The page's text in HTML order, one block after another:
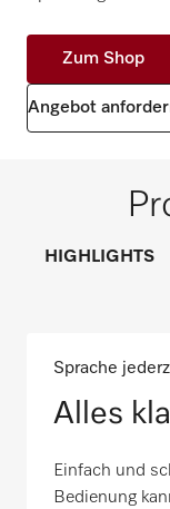
Zum Shop
Angebot
HIGHLIGHTS
Sprache
Alles
Einfach und
Bedienung